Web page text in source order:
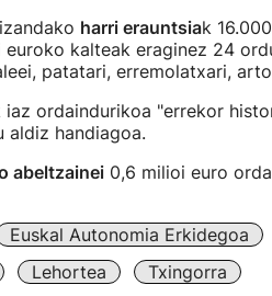
izandako harri erauntsiak
kalteak eraginez 24
patatari, erremolatxari,
iaz ordaindurikoa "errekor
aldiz handiagoa.
abeltzainei0,6 milioi euro
Euskal Autonomia Erkidegoa
Lehortea Txingorra